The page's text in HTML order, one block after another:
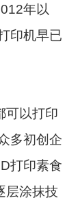
年以
印机早已
以打印
多初创企
打印素食
层涂抹技